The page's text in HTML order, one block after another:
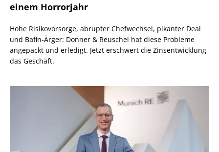
einem Horrorjahr
Hohe Risikovorsorge, abrupter Chefwechsel, pikanter Deal
und Bafin-Ärger: Donner & Reuschel hat diese Probleme
angepackt und erledigt. Jetzt erschwert die Zinsentwicklung
das Geschäft.